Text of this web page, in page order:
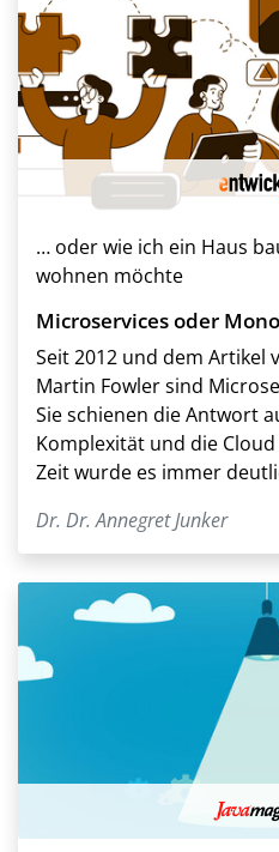
… oder wie ich ein Haus
wohnen möchte
Microservices oder
Seit 2012 und dem Artikel
Martin Fowler sind
Sie schienen die Antwort
Komplexität und die
Zeit wurde es immer
Dr. Dr. Annegret Junker